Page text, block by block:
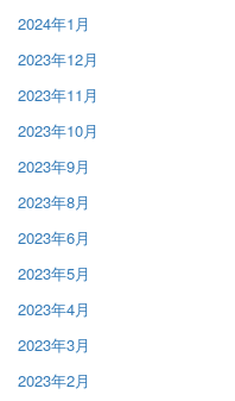
2024年1月
2023年12月
2023年11月
2023年10月
2023年9月
2023年8月
2023年6月
2023年5月
2023年4月
2023年3月
2023年2月